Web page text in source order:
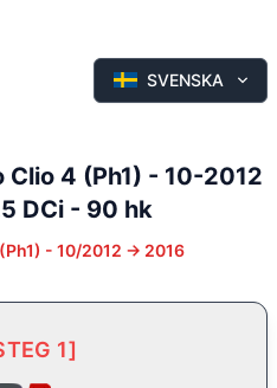
SVENSKA
Clio 4 (Ph1) - 10-2012
DCi - 90 hk
- 10/2012 -> 2016
1]